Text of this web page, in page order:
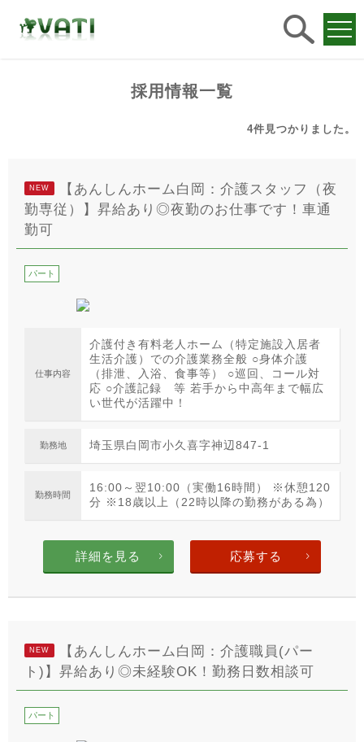
採用情報一覧
4件 見つかりました。
NEW
【あんしんホーム白岡：介護スタッフ（夜
勤専従）】昇給あり◎夜勤のお仕事です！車通
勤可
パート
仕事内容
介護付き有料老人ホーム（特定施設入居者
生活介護）での介護業務全般 ○身体介護
（排泄、入浴、食事等） ○巡回、コール対
応 ○介護記録 等 若手から中高年まで幅広
い世代が活躍中！
勤務地 埼玉県白岡市小久喜字神辺847-1
勤務時間
16:00～翌10:00（実働16時間） ※休憩120
分 ※18歳以上（22時以降の勤務がある為）
詳細を見る 応募する
NEW
【あんしんホーム白岡：介護職員(パー
ト)】昇給あり◎未経験OK！勤務日数相談可
パート